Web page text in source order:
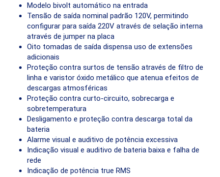
Modelo bivolt automático na entrada
Tensão de saída nominal padrão 120V, permitindo
configurar para saída 220V através de selação interna
através de jumper na placa
Oito tomadas de saída dispensa uso de extensões
adicionais
Proteção contra surtos de tensão através de filtro de
linha e varistor óxido metálico que atenua efeitos de
descargas atmosféricas
Proteção contra curto-circuito, sobrecarga e
sobretemperatura
Desligamento e proteção contra descarga total da
bateria
Alarme visual e auditivo de potência excessiva
Indicação visual e auditivo de bateria baixa e falha de
rede
Indicação de potência true RMS